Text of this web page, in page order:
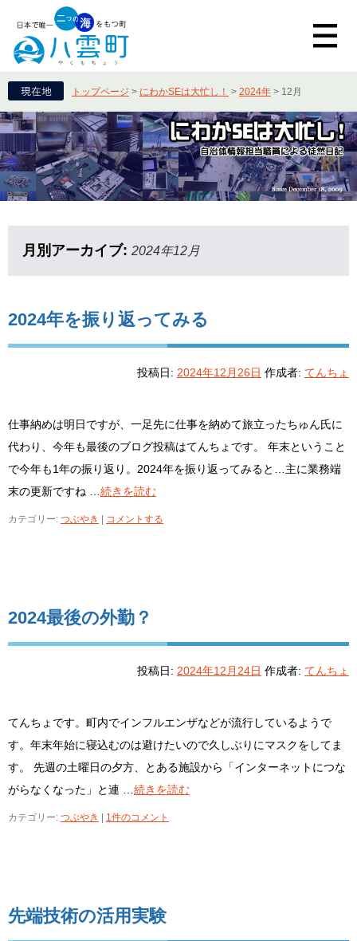
トップページ > にわかSEは大忙し！ > 2024年 > 12月
月別アーカイブ: 2024年12月
2024年を振り返ってみる
投稿日: 2024年12月26日 作成者: てんちょ
仕事納めは明日ですが、一足先に仕事を納めて旅立ったちゅん氏に
代わり、今年も最後のブログ投稿はてんちょです。 年末ということ
で今年も1年の振り返り。2024年を振り返ってみると…主に業務端
末の更新ですね … 続きを読む
カテゴリー: つぶやき コメントする
2024最後の外勤？
投稿日: 2024年12月24日 作成者: てんちょ
てんちょです。町内でインフルエンザなどが流行しているようで
す。年末年始に寝込むのは避けたいので久しぶりにマスクをしてま
す。 先週の土曜日の夕方、とある施設から「インターネットにつな
がらなくなった」と連 … 続きを読む
カテゴリー: つぶやき 1件のコメント
先端技術の活用実験